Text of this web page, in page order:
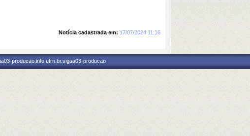
Notícia cadastrada em: 17/07/2024 11:16
producao.info.ufrn.br.sigaa03-producao